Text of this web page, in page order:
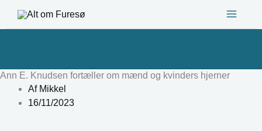
Ann E. Knudsen fortæller om mænd og kvinders hjerner
AfMikkel
16/11/2023